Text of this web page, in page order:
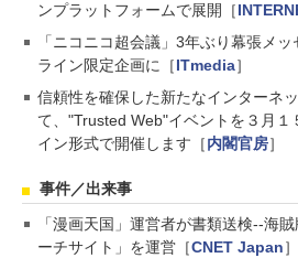
ンプラットフォームで展開［
「ニコニコ超会議」3年ぶり幕張メ
ライン限定企画に［ITmedia］
信頼性を確保した新たなインターネ
て、"Trusted Web"イベントを３月１
イン形式で開催します［内閣官房］
事件／出来事
「漫画天国」運営者が書類送検--海
ーチサイト」を運営［CNET Japan］